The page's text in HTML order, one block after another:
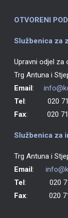
OTVORENI
Službenica za
Upravni odjel za
Trg Antuna i
Email:
Tel: 020
Fax: 020
Službenica za
Trg Antuna i
Email:
Tel: 020
Fax: 020